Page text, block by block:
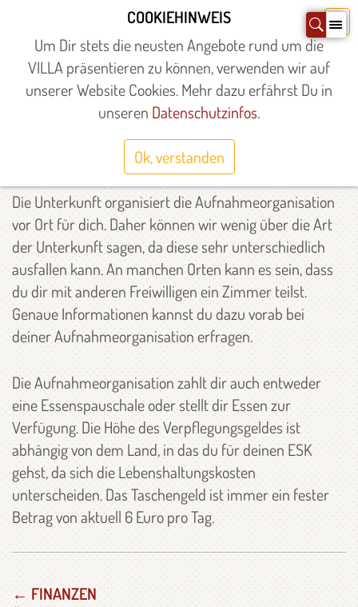
COOKIEHINWEIS
Um Dir stets die neusten Angebote rund um die
VILLA präsentieren zu können, verwenden wir auf
unserer Website Cookies. Mehr dazu erfährst Du in
unseren Datenschutzinfos.
Ok, verstanden
X
springen
Startseite»Angebote»Angebote» Europäischer
» Entsendung»Unterbringung
Die Unterkunft organisiert die Aufnahmeorganisation
vor Ort für dich. Daher können wir wenig über die Art
der Unterkunft sagen, da diese sehr unterschiedlich
ausfallen kann. An manchen Orten kann es sein, dass
du dir mit anderen Freiwilligen ein Zimmer teilst.
Genaue Informationen kannst du dazu vorab bei
deiner Aufnahmeorganisation erfragen.
Die Aufnahmeorganisation zahlt dir auch entweder
eine Essenspauschale oder stellt dir Essen zur
Verfügung. Die Höhe des Verpflegungsgeldes ist
abhängig von dem Land, in das du für deinen ESK
gehst, da sich die Lebenshaltungskosten
unterscheiden. Das Taschengeld ist immer ein fester
Betrag von aktuell 6 Euro pro Tag.
← FINANZEN